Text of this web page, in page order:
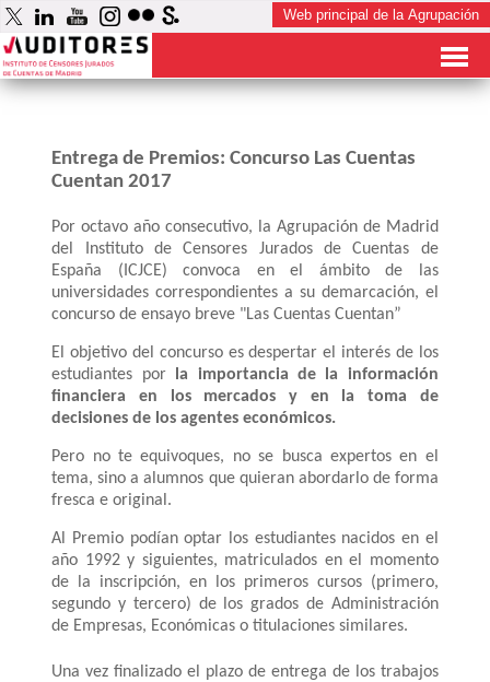
Entrega de Premios: Concurso Las Cuentas
Cuentan 2017
Por octavo año consecutivo, la Agrupación de Madrid
del Instituto de Censores Jurados de Cuentas de
España (ICJCE) convoca en el ámbito de las
universidades correspondientes a su demarcación, el
concurso de ensayo breve "Las Cuentas Cuentan”
El objetivo del concurso es despertar el interés de los
estudiantes por
la importancia de la información
financiera en los mercados y en la toma de
decisiones de los agentes económicos.
Pero no te equivoques, no se busca expertos en el
tema, sino a alumnos que quieran abordarlo de forma
fresca e original.
Al Premio podían optar los estudiantes nacidos en el
año 1992 y siguientes, matriculados en el momento
de la inscripción, en los primeros cursos (primero,
segundo y tercero) de los grados de Administración
de Empresas, Económicas o titulaciones similares.
Una vez finalizado el plazo de entrega de los trabajos